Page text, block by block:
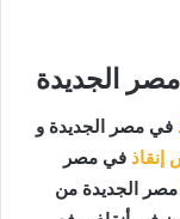
الجديدة
في مصر الجديدة و
في مصر
مصر الجديدة من